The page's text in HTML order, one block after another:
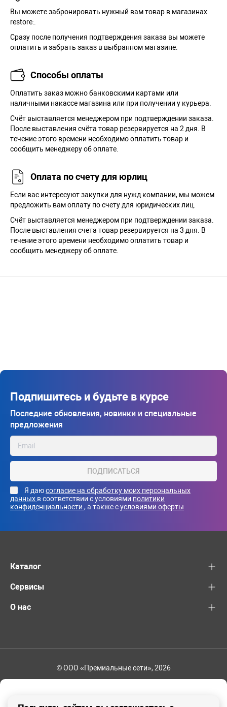
Вы можете забронировать нужный вам товар в магазинах
restore:.
Сразу после получения подтверждения заказа вы можете
оплатить и забрать заказ в выбранном магазине.
Способы оплаты
Оплатить заказ можно банковскими картами или
наличными накассе магазина или при получении у курьера.
Cчёт выставляется менеджером при подтверждении заказа.
После выставления счёта товар резервируется на 2 дня. В
течение этого времени необходимо оплатить товар и
сообщить менеджеру об оплате.
Оплата по счету для юрлиц
Если вас интересуют закупки для нужд компании, мы можем
предложить вам оплату по счету для юридических лиц.
Счёт выставляется менеджером при подтверждении заказа.
После выставления счета товар резервируется на 3 дня. В
течение этого времени необходимо оплатить товар и
сообщить менеджеру об оплате.
Подпишитесь и будьте в курсе
Последние обновления, новинки и специальные
предложения
ПОДПИСАТЬСЯ
Я даюсогласие на обработку моих персональных
данных в соответствии с условиями политики
конфиденциальности , а также сусловиями оферты
Каталог
Сервисы
О нас
© ООО «Премиальные сети», 2026